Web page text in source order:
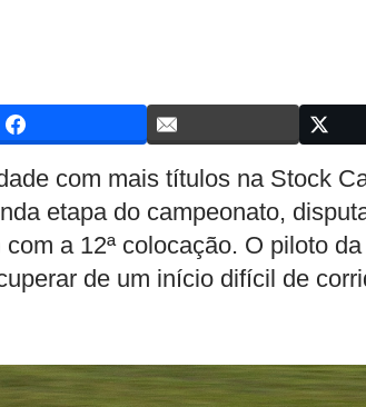
com mais títulos na Stock
etapa do campeonato,
a 12ª colocação. O piloto
de um início difícil de